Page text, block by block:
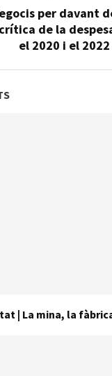
per davant
de la
el 2020 i el 2022
| La mina, la